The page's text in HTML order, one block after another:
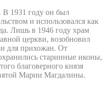
В 1931 году он был
и использовался как
Лишь в 1946 году храм
церкви, возобновил
для прихожан. От
старинные иконы,
благоверного князя
Марии Магдалины.